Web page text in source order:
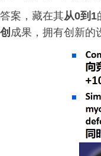
答案，藏在其从0到1
创 成果，拥有创新的